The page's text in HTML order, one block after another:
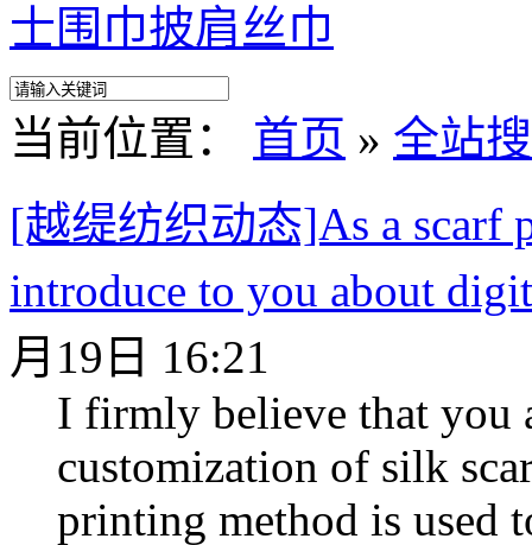
士围巾披肩丝巾
当前位置： 首页 » 全站
[越缇纺织动态]As a scarf
introduce to you about
月19日 16:21
I firmly believe that you
customization of silk
printing method is used